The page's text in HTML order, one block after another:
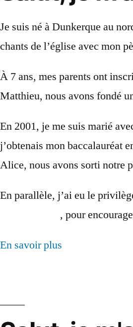
Je suis né à Dunkerque au
chants de l’église avec mon
À 7 ans, mes parents ont
Matthieu, nous avons fondé
En 2001, je me suis marié
j’obtenais mon baccalauréat
Alice, nous avons sorti notre
En parallèle, j’ai eu le
, pour
En savoir plus